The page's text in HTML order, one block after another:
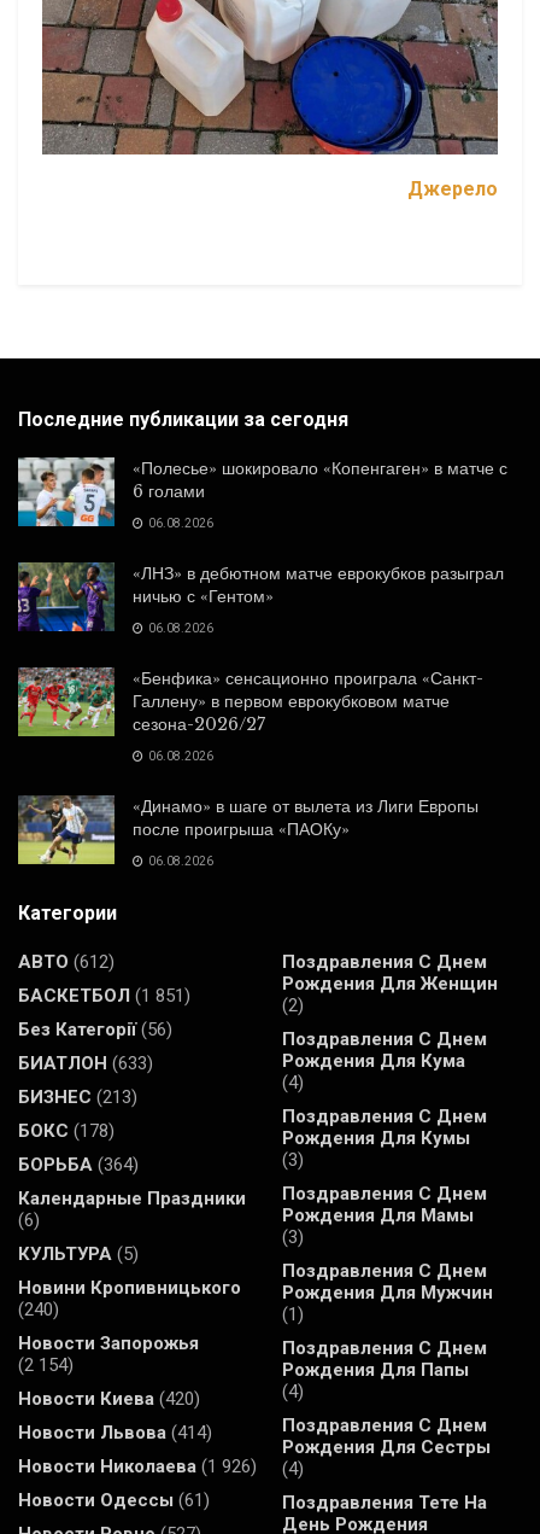
Джерело
Последние публикации за сегодня
«Полесье» шокировало «Копенгаген» в матче с
6 голами
06.08.2026
«ЛНЗ» в дебютном матче еврокубков разыграл
ничью с «Гентом»
06.08.2026
«Бенфика» сенсационно проиграла «Санкт-
Галлену» в первом еврокубковом матче
сезона-2026/27
06.08.2026
«Динамо» в шаге от вылета из Лиги Европы
после проигрыша «ПАОКу»
06.08.2026
Категории
АВТО (612)
БАСКЕТБОЛ (1 851)
Без Категорії(56)
БИАТЛОН (633)
БИЗНЕС (213)
БОКС (178)
БОРЬБА (364)
Календарные Праздники
(6)
КУЛЬТУРА (5)
Новини Кропивницького
(240)
Новости Запорожья
(2 154)
Новости Киева (420)
Новости Львова (414)
Новости Николаева (1 926)
Новости Одессы (61)
Поздравления С Днем
Рождения Для Женщин
(2)
Поздравления С Днем
Рождения Для Кума
(4)
Поздравления С Днем
Рождения Для Кумы
(3)
Поздравления С Днем
Рождения Для Мамы
(3)
Поздравления С Днем
Рождения Для Мужчин
(1)
Поздравления С Днем
Рождения Для Папы
(4)
Поздравления С Днем
Рождения Для Сестры
(4)
Поздравления Тете На
День Рождения